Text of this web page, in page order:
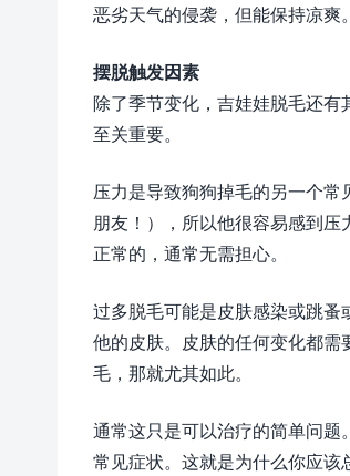
恶劣天气的侵袭，但能保持凉爽
摆脱触发因素
除了季节变化，吉娃娃脱毛还
至关重要。
压力是导致狗狗掉毛的另一个
朋友！），所以他很容易感到
正常的，通常无需担心。
过多脱毛可能是皮肤感染或跳
他的皮肤。皮肤的任何变化都
毛，那就尤其如此。
通常这只是可以治疗的简单问
常见症状。这就是为什么你应该